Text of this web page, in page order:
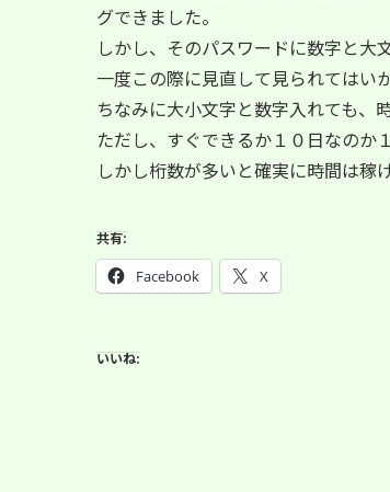
グできました。
しかし、そのパスワードに数字と大
一度この際に見直して見られてはい
ちなみに大小文字と数字入れても、
ただし、すぐできるか１０日なのか
しかし桁数が多いと確実に時間は稼
共有:
Facebook X
いいね: